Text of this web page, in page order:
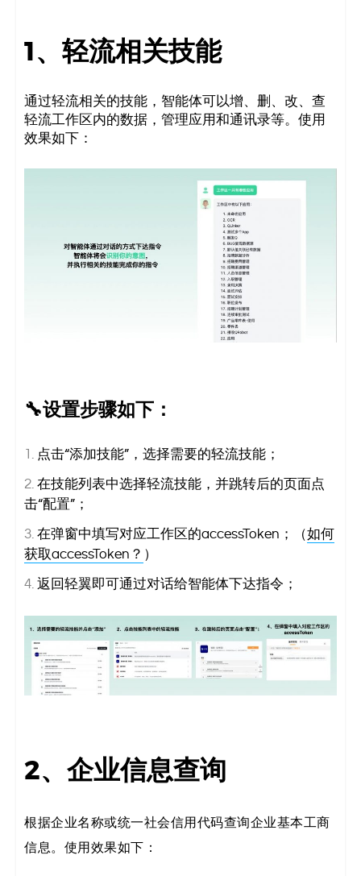
1、轻流相关技能
通过轻流相关的技能，智能体可以增、删、改、查
轻流工作区内的数据，管理应用和通讯录等。使用
效果如下：
🔧设置步骤如下：
点击“添加技能”，选择需要的轻流技能；
在技能列表中选择轻流技能，并跳转后的页面点
击“配置”；
在弹窗中填写对应工作区的accessToken；（如何
获取accessToken？ ）
返回轻翼即可通过对话给智能体下达指令；
2、企业信息查询
根据企业名称或统一社会信用代码查询企业基本工商
信息。使用效果如下：